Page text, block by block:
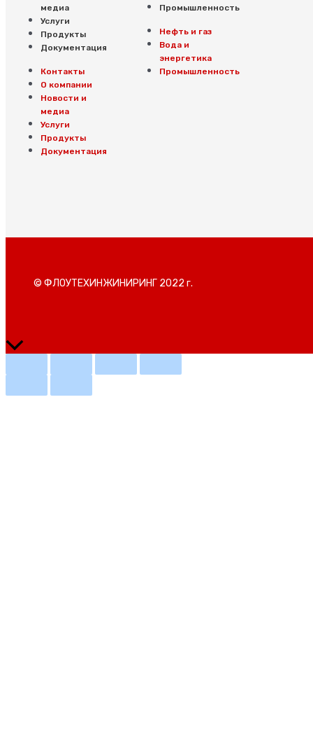
медиа
Услуги
Продукты
Документация
Контакты
О компании
Новости и
медиа
Услуги
Продукты
Документация
Промышленность
Нефть и газ
Вода и
энергетика
Промышленность
© ФЛОУТЕХИНЖИНИРИНГ 2022 г.